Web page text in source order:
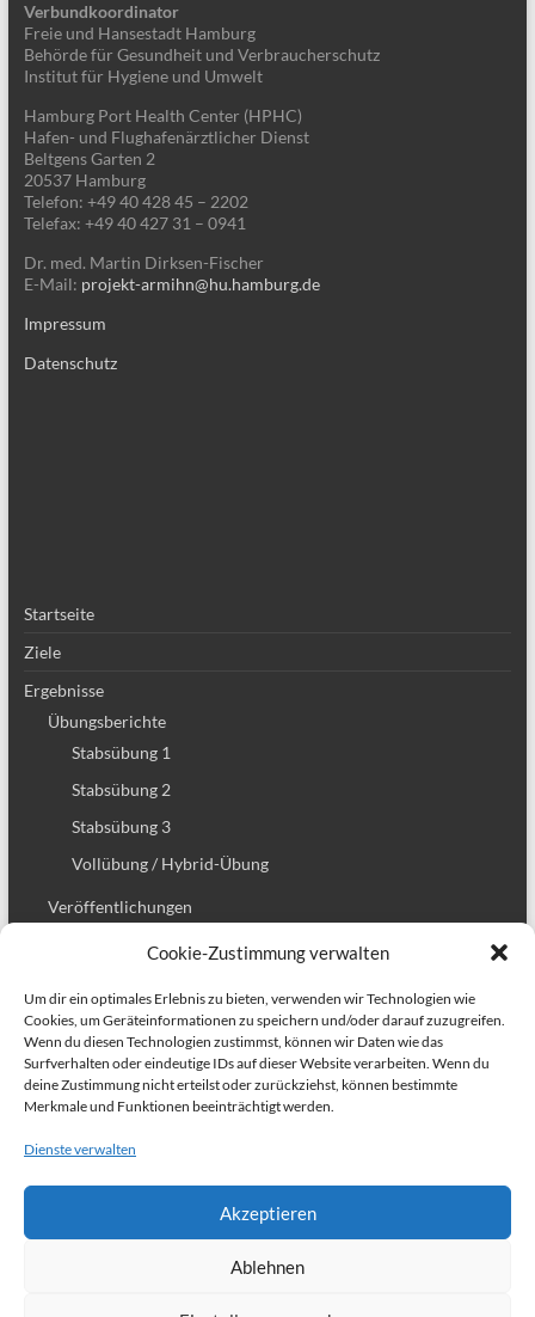
Cookie-Zustimmung verwalten
Um dir ein optimales Erlebnis zu bieten, verwenden wir Technologien wie
Cookies, um Geräteinformationen zu speichern und/oder darauf zuzugreifen.
Wenn du diesen Technologien zustimmst, können wir Daten wie das
Surfverhalten oder eindeutige IDs auf dieser Website verarbeiten. Wenn du
deine Zustimmung nicht erteilst oder zurückziehst, können bestimmte
Merkmale und Funktionen beeinträchtigt werden.
Dienste verwalten
Akzeptieren
Ablehnen
Verbundkoordinator
Freie und Hansestadt Hamburg
Behörde für Gesundheit und Verbraucherschutz
Institut für Hygiene und Umwelt
Hamburg Port Health Center (HPHC)
Hafen- und Flughafenärztlicher Dienst
Beltgens Garten 2
20537 Hamburg
Telefon: +49 40 428 45 – 2202
Telefax: +49 40 427 31 – 0941
Dr. med. Martin Dirksen-Fischer
E-Mail: projekt-armihn@hu.hamburg.de
Impressum
Datenschutz
Startseite
Ziele
Ergebnisse
Übungsberichte
Stabsübung 1
Stabsübung 2
Stabsübung 3
Vollübung / Hybrid-Übung
Veröffentlichungen
Presseberichte
Downloads
Projekt Abschlußbericht
Resilienzmanagement Vorlagen
Planungsvorlagen Stabsübung